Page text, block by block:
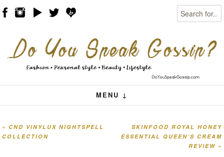
Search
MENU ↓
Menu
Skip to content
Post navigation
SKINFOOD ROYAL HONEY
ESSENTIAL QUEEN’S CREAM
REVIEW »
« CND VINYLUX NIGHTSPELL
COLLECTION